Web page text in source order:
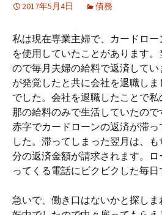
2017年5月4日 債務
私は現在専業主婦で、カードロ
を使用していたことがあります
ので毎月夫婦の給料で返済して
が発覚したと共に会社を退職し
でした。会社を退職したことで
那の給料のみで生活していたの
赤字でカードローンの返済が滞っ
した。滞ってしまった翌月は、
分の返済金額が請求されます。
ってくる電話にビクビクした毎日
急いで、働き口はないかと探し